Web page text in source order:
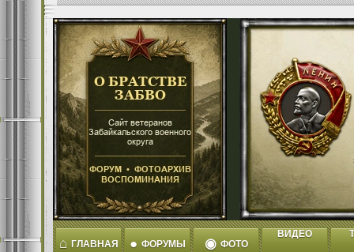
⌂ ГЛАВНАЯ ● ФОРУМЫ ◉ ФОТО
ВИДЕО